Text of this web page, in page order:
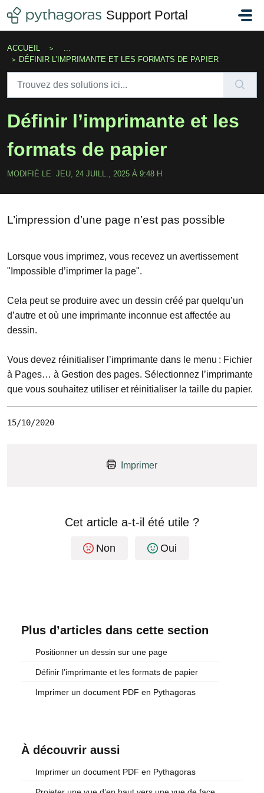
Passer au contenu principal
Support Portal
ACCUEIL
...
DÉFINIR L’IMPRIMANTE ET LES FORMATS DE PAPIER
Définir l’imprimante et les
formats de papier
MODIFIÉ LE JEU, 24 JUILL., 2025 À 9:48 H
L’impression d’une page n’est pas possible
Lorsque vous imprimez, vous recevez un avertissement
"Impossible d’imprimer la page".
Cela peut se produire avec un dessin créé par quelqu’un
d’autre et où une imprimante inconnue est affectée au
dessin.
Vous devez réinitialiser l’imprimante dans le menu : Fichier
à Pages… à Gestion des pages. Sélectionnez l’imprimante
que vous souhaitez utiliser et réinitialiser la taille du papier.
15/10/2020
Imprimer
Cet article a-t-il été utile ?
Non Oui
Plus d’articles dans cette section
Positionner un dessin sur une page
Définir l’imprimante et les formats de papier
Imprimer un document PDF en Pythagoras
À découvrir aussi
Imprimer un document PDF en Pythagoras